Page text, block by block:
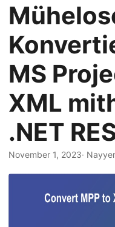
o
n
u
s
c
h
MS
XML
.NET
November 1, 2023·